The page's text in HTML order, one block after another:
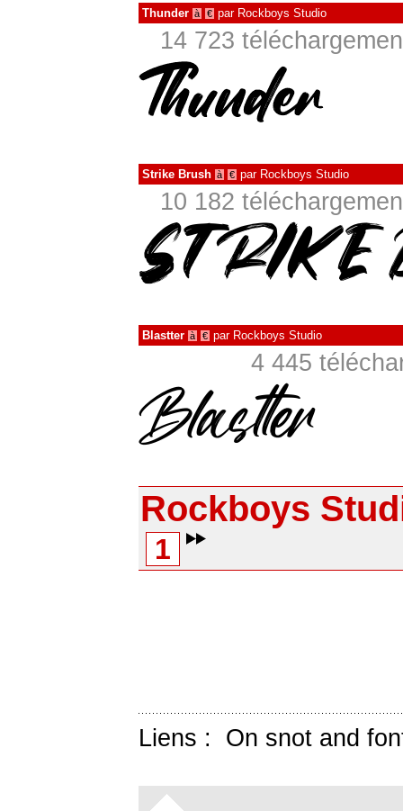
Thunder à € par Rockboys Studio
14 723
Strike Brush à € par Rockboys Studio
10 182
Blastter à € par Rockboys Studio
4 445
Rockboys
1
Liens : On snot and